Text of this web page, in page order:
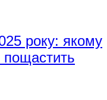
року: якому
пощастить